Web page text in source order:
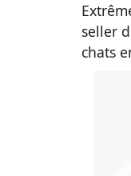
seller
chats